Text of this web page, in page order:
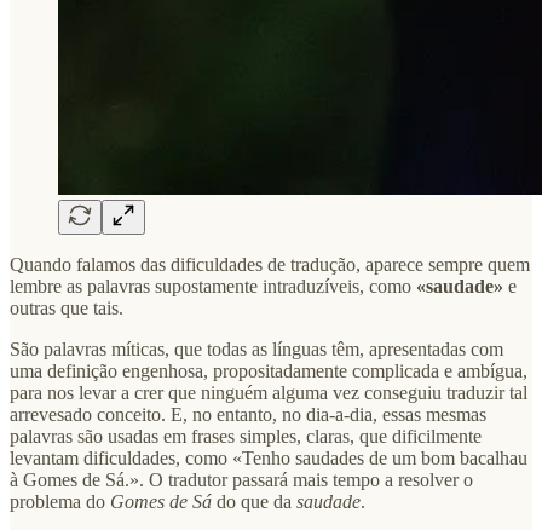
Quando falamos das dificuldades de tradução, aparece sempre quem
lembre as palavras supostamente intraduzíveis, como «saudade» e
outras que tais.
São palavras míticas, que todas as línguas têm, apresentadas com
uma definição engenhosa, propositadamente complicada e ambígua,
para nos levar a crer que ninguém alguma vez conseguiu traduzir tal
arrevesado conceito. E, no entanto, no dia-a-dia, essas mesmas
palavras são usadas em frases simples, claras, que dificilmente
levantam dificuldades, como «Tenho saudades de um bom bacalhau
à Gomes de Sá.». O tradutor passará mais tempo a resolver o
problema do Gomes de Sá do que da saudade.